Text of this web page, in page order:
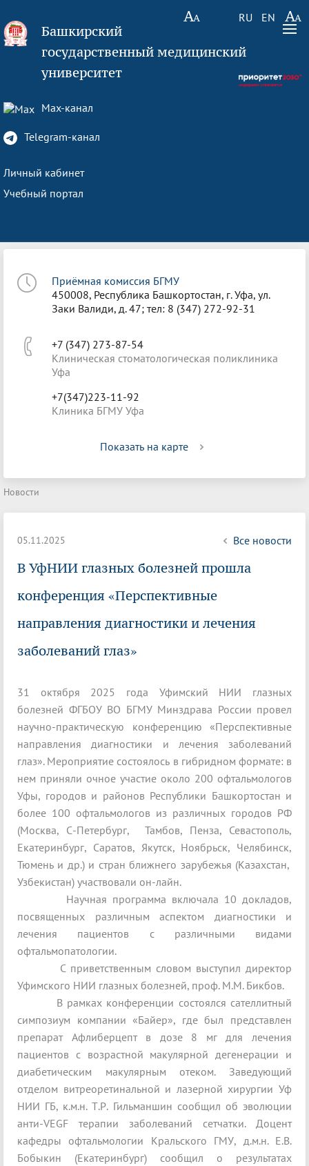
RU EN
Башкирский
государственный медицинский
университет
Max-канал
Telegram-канал
Личный кабинет
Учебный портал
Приёмная комиссия БГМУ
450008, Республика Башкортостан, г. Уфа, ул.
Заки Валиди, д. 47; тел: 8 (347) 272-92-31
+7 (347) 273-87-54
Клиническая стоматологическая поликлиника
Уфа
+7(347)223-11-92
Клиника БГМУ Уфа
Показать на карте
Новости
05.11.2025 Все новости
В УфНИИ глазных болезней прошла
конференция «Перспективные
направления диагностики и лечения
заболеваний глаз»
31 октября 2025 года Уфимский НИИ глазных
болезней ФГБОУ ВО БГМУ Минздрава России провел
научно-практическую конференцию «Перспективные
направления диагностики и лечения заболеваний
глаз». Мероприятие состоялось в гибридном формате: в
нем приняли очное участие около 200 офтальмологов
Уфы, городов и районов Республики Башкортостан и
более 100 офтальмологов из различных городов РФ
(Москва, С-Петербург, Тамбов, Пенза, Севастополь,
Екатеринбург, Саратов, Якутск, Ноябрьск, Челябинск,
Тюмень и др.) и стран ближнего зарубежья (Казахстан,
Узбекистан) участвовали он-лайн.
Научная программа включала 10 докладов,
посвященных различным аспектом диагностики и
лечения пациентов с различными видами
офтальмопатологии.
С приветственным словом выступил директор
Уфимского НИИ глазных болезней, проф. М.М. Бикбов.
В рамках конференции состоялся сателлитный
симпозиум компании «Байер», где был представлен
препарат Афлиберцепт в дозе 8 мг для лечения
пациентов с возрастной макулярной дегенерации и
диабетическим макулярным отеком. Заведующий
отделом витреоретинальной и лазерной хирургии Уф
НИИ ГБ, к.м.н. Т.Р. Гильманшин сообщил об эволюции
анти-VEGF терапии заболеваний сетчатки. Доцент
кафедры офтальмологии Кральского ГМУ, д.м.н. Е.В.
Бобыкин (Екатеринбург) сообщил о результатах